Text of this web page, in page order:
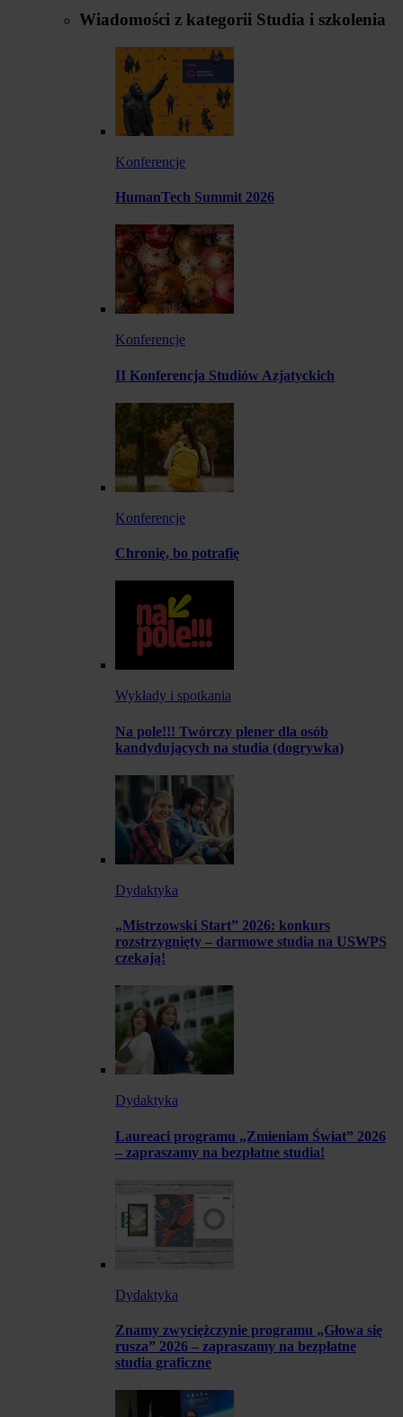
Wiadomości z kategorii Studia i szkolenia
Konferencje
HumanTech Summit 2026
Konferencje
II Konferencja Studiów Azjatyckich
Konferencje
Chronię, bo potrafię
Wykłady i spotkania
Na pole!!! Twórczy plener dla osób
kandydujących na studia (dogrywka)
Dydaktyka
„Mistrzowski Start” 2026: konkurs
rozstrzygnięty – darmowe studia na USWPS
czekają!
Dydaktyka
Laureaci programu „Zmieniam Świat” 2026
– zapraszamy na bezpłatne studia!
Dydaktyka
Znamy zwyciężczynie programu „Głowa się
rusza” 2026 – zapraszamy na bezpłatne
studia graficzne